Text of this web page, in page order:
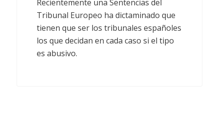
Recientemente una Sentencias del
Tribunal Europeo ha dictaminado que
tienen que ser los tribunales españoles
los que decidan en cada caso si el tipo
es abusivo.